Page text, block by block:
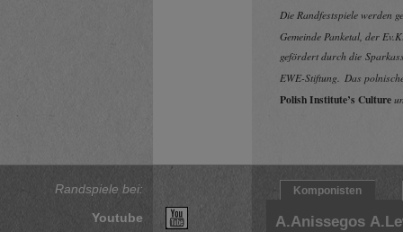
Die Randfestspiele werden
Gemeinde Panketal, der
gefördert durch die
EWE-Stiftung.
Das
Polish Institute’s Culture
Randspiele bei:
Youtube
Komponisten
A.Anissegos